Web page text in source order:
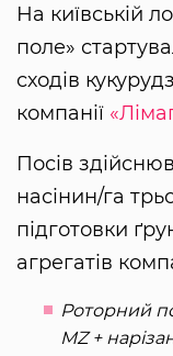
На київській
поле»
сходів
компанії
Посів
насінин/га
підготовки
агрегатів
Роторний
MZ +